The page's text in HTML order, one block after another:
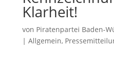
Klarheit!
von Piratenpartei Baden-
| Allgemein,